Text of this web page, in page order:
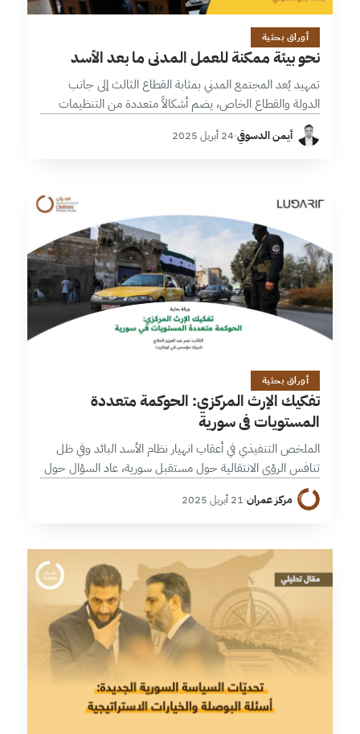
17 دقائق
أوراق بحثية
نحو بيئة ممكنة للعمل المدني ما بعد الأسد
تمهيد يُعد المجتمع المدني بمثابة القطاع الثالث إلى جانب
الدولة والقطاع الخاص، يضم أشكالاً متعددة من التنظيمات
والتشكيلات التي يختلف دورها من دولة إلى أخرى بحسب البيئة
التي تعمل بها.…
أيمن الدسوقي·24 أبريل 2025
3 دقائق
أوراق بحثية
تفكيك الإرث المركزي: الحوكمة متعددة
المستويات في سورية
الملخص التنفيذي في أعقاب انهيار نظام الأسد البائد وفي ظل
تنافس الرؤى الانتقالية حول مستقبل سورية، عاد السؤال حول
كيفية توزيع السلطة على امتداد التراب السوري إلى دائرة
الاهتمام. ومن…
مركز عمران·21 أبريل 2025